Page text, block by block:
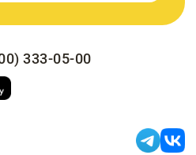
333-05-00